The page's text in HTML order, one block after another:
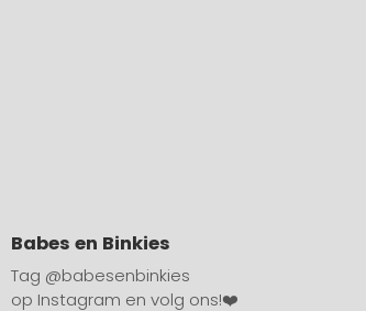
Babes en Binkies
Tag @babesenbinkies
op Instagram en volg ons!❤️